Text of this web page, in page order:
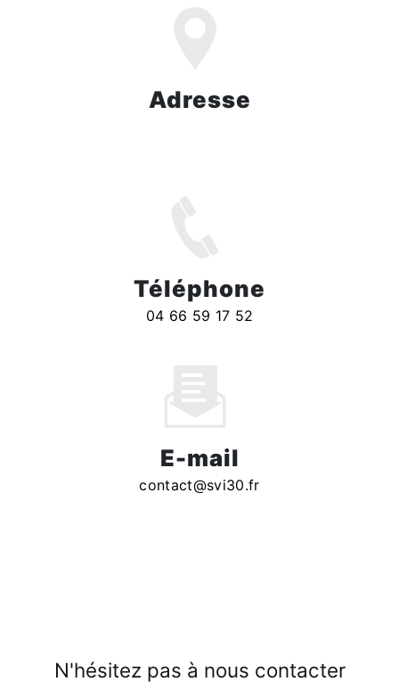
Adresse
Téléphone
04 66 59 17 52
E-mail
contact@svi30.fr
N'hésitez pas à nous contacter